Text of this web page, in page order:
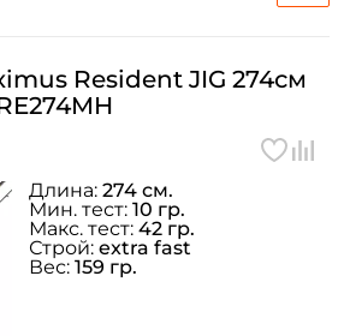
Resident JIG 274см
Длина: 274 см.
Мин. тест: 10 гр.
Макс. тест: 42 гр.
Строй: extra fast
Вес: 159 гр.